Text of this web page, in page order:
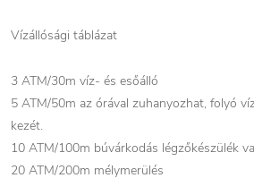
Vízállósági táblázat
3 ATM/30m víz- és esőálló
5 ATM/50m az órával zuhanyozhat, folyó
kezét.
10 ATM/100m búvárkodás légzőkészülék
20 ATM/200m mélymerülés